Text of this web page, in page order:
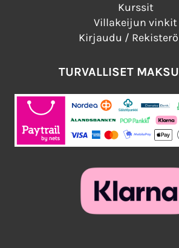
Kurssit
Villakeijun vinkit
Kirjaudu /
TURVALLISET